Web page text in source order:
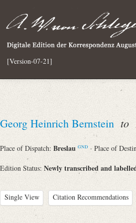
[Version-07-21]
Georg Heinrich Bernstein to
Place of Dispatch: Breslau GND · Place of
Edition Status: Newly transcribed and
Single View Citation Recommendations